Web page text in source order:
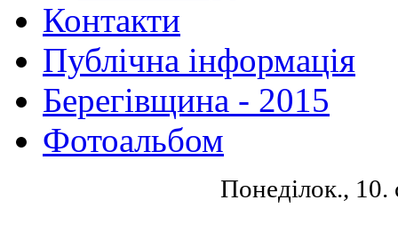
Контакти
Публічна інформація
Берегівщина - 2015
Фотоальбом
Понеділок., 10.